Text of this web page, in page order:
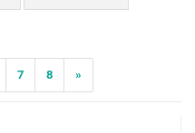
7 8 »